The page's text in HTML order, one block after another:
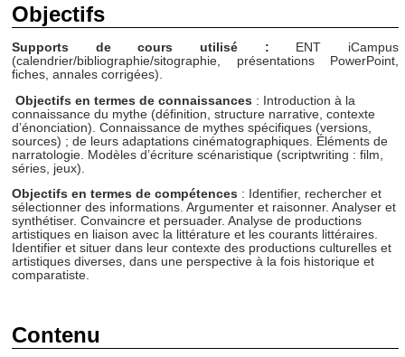
Objectifs
Supports de cours utilisé : ENT iCampus
(calendrier/bibliographie/sitographie, présentations PowerPoint,
fiches, annales corrigées).
Objectifs en termes de connaissances : Introduction à la
connaissance du mythe (définition, structure narrative, contexte
d’énonciation). Connaissance de mythes spécifiques (versions,
sources) ; de leurs adaptations cinématographiques. Éléments de
narratologie. Modèles d’écriture scénaristique (scriptwriting : film,
séries, jeux).
Objectifs en termes de compétences : Identifier, rechercher et
sélectionner des informations. Argumenter et raisonner. Analyser et
synthétiser. Convaincre et persuader. Analyse de productions
artistiques en liaison avec la littérature et les courants littéraires.
Identifier et situer dans leur contexte des productions culturelles et
artistiques diverses, dans une perspective à la fois historique et
comparatiste.
Contenu